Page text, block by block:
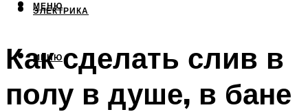
ЭЛЕКТРИКА
МЕНЮ
МЕНЮ
Как сделать слив в
полу в душе, в бане